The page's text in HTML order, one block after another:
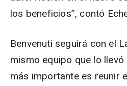
los beneficios”, contó
Benvenuti seguirá con el
mismo equipo que lo llevó
más importante es reunir